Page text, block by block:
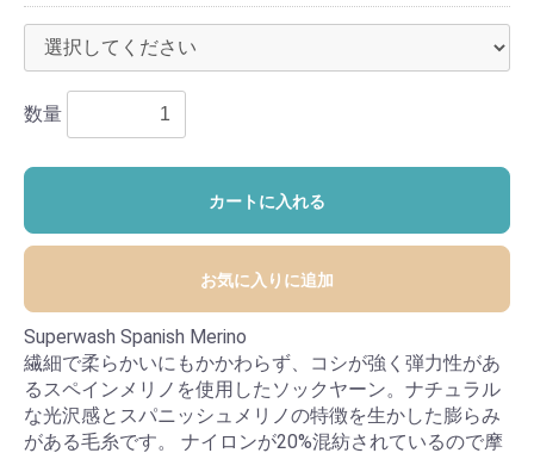
数量
カートに入れる
お気に入りに追加
Superwash Spanish Merino
繊細で柔らかいにもかかわらず、コシが強く弾力性があ
るスペインメリノを使用したソックヤーン。ナチュラル
な光沢感とスパニッシュメリノの特徴を生かした膨らみ
がある毛糸です。 ナイロンが20%混紡されているので摩